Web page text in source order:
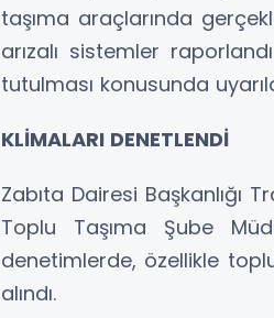
taşıma araçlarında
arızalı sistemler
tutulması konusunda
KLİMALARI DENETLENDİ
Zabıta Dairesi Başkanlığı
Toplu Taşıma Şube
denetimlerde, özellikle
alındı.